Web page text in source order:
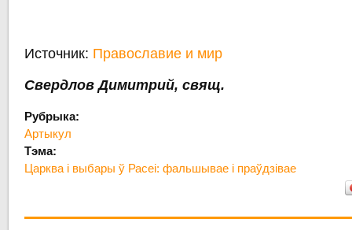
Источник: Православие и мир
Свердлов Димитрий, свящ.
Рубрыка:
Артыкул
Тэма:
Царква і выбары ў Расеі: фальшывае і праўдзівае